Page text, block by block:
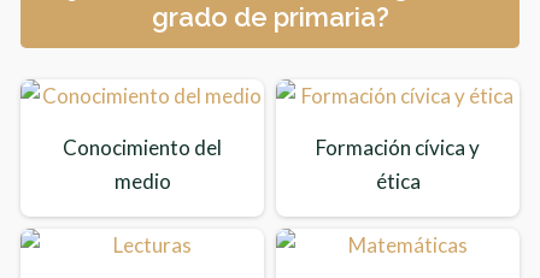
grado de primaria?
Conocimiento del
medio
Formación cívica y
ética